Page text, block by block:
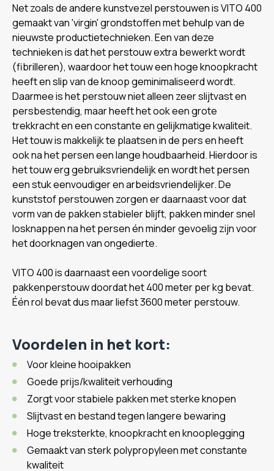
Net zoals de andere kunstvezel perstouwen is VITO 400
gemaakt van 'virgin' grondstoffen met behulp van de
nieuwste productietechnieken. Een van deze
technieken is dat het perstouw extra bewerkt wordt
(fibrilleren), waardoor het touw een hoge knoopkracht
heeft en slip van de knoop geminimaliseerd wordt.
Daarmee is het perstouw niet alleen zeer slijtvast en
persbestendig, maar heeft het ook een grote
trekkracht en een constante en gelijkmatige kwaliteit.
Het touw is makkelijk te plaatsen in de pers en heeft
ook na het persen een lange houdbaarheid. Hierdoor is
het touw erg gebruiksvriendelijk en wordt het persen
een stuk eenvoudiger en arbeidsvriendelijker. De
kunststof perstouwen zorgen er daarnaast voor dat
vorm van de pakken stabieler blijft, pakken minder snel
losknappen na het persen én minder gevoelig zijn voor
het doorknagen van ongedierte.
VITO 400 is daarnaast een voordelige soort
pakkenperstouw doordat het 400 meter per kg bevat.
Één rol bevat dus maar liefst 3600 meter perstouw.
Voordelen in het kort:
Voor kleine hooipakken
Goede prijs/kwaliteit verhouding
Zorgt voor stabiele pakken met sterke knopen
Slijtvast en bestand tegen langere bewaring
Hoge treksterkte, knoopkracht en knooplegging
Gemaakt van sterk polypropyleen met constante
kwaliteit